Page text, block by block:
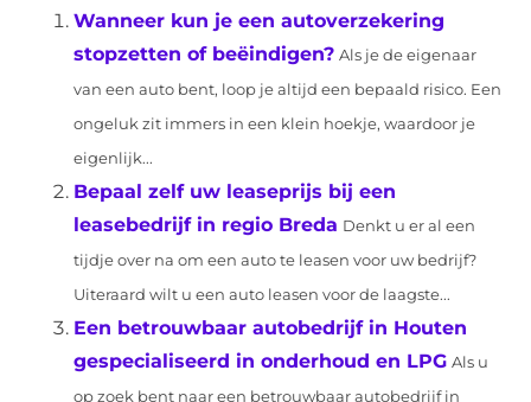
Wanneer kun je een autoverzekering
stopzetten of beëindigen? Als je de eigenaar
van een auto bent, loop je altijd een bepaald risico. Een
ongeluk zit immers in een klein hoekje, waardoor je
eigenlijk...
Bepaal zelf uw leaseprijs bij een
leasebedrijf in regio Breda Denkt u er al een
tijdje over na om een auto te leasen voor uw bedrijf?
Uiteraard wilt u een auto leasen voor de laagste...
Een betrouwbaar autobedrijf in Houten
gespecialiseerd in onderhoud en LPG Als u
op zoek bent naar een betrouwbaar autobedrijf in